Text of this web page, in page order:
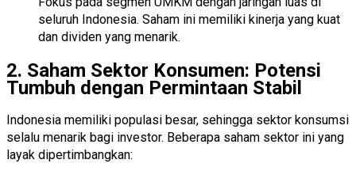
seluruh Indonesia. Saham ini memiliki kinerja yang kuat
dan dividen yang menarik.
2. Saham Sektor Konsumen: Potensi
Tumbuh dengan Permintaan Stabil
Indonesia memiliki populasi besar, sehingga sektor konsumsi
selalu menarik bagi investor. Beberapa saham sektor ini yang
layak dipertimbangkan: